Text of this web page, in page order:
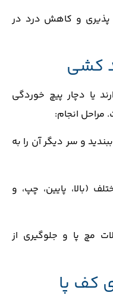
‌پذیری و کاهش درد در
یا دچار پیچ‌ خوردگی
مراحل انجام:
و سر دیگر آن را به
(بالا، پایین، چپ، و
مچ پا و جلوگیری از